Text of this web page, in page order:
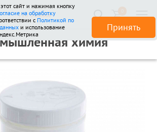
510 отзывов
сайт и нажимая кнопку
на обработку
с Политикой по
и использование
Принять
химия